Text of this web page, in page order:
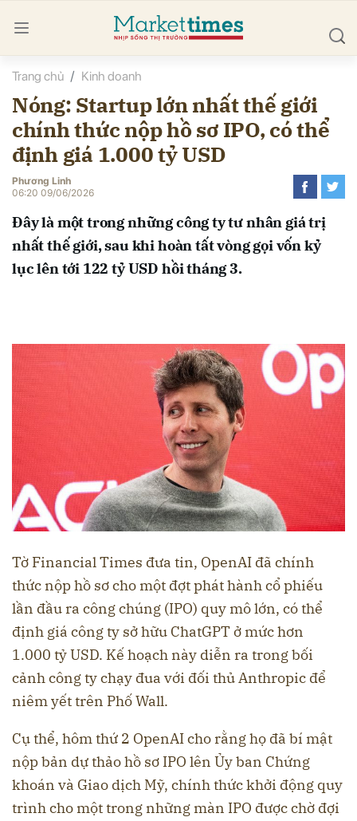
Trang chủ Kinh doanh
Nóng: Startup lớn nhất thế giới
chính thức nộp hồ sơ IPO, có thể
định giá 1.000 tỷ USD
Phương Linh
06:20 09/06/2026
Đây là một trong những công ty tư nhân giá trị
nhất thế giới, sau khi hoàn tất vòng gọi vốn kỷ
lục lên tới 122 tỷ USD hồi tháng 3.
Tờ Financial Times đưa tin, OpenAI đã chính
thức nộp hồ sơ cho một đợt phát hành cổ phiếu
lần đầu ra công chúng (IPO) quy mô lớn, có thể
định giá công ty sở hữu ChatGPT ở mức hơn
1.000 tỷ USD. Kế hoạch này diễn ra trong bối
cảnh công ty chạy đua với đối thủ Anthropic để
niêm yết trên Phố Wall.
Cụ thể, hôm thứ 2 OpenAI cho rằng họ đã bí mật
nộp bản dự thảo hồ sơ IPO lên Ủy ban Chứng
khoán và Giao dịch Mỹ, chính thức khởi động quy
trình cho một trong những màn IPO được chờ đợi
luận
Hủy